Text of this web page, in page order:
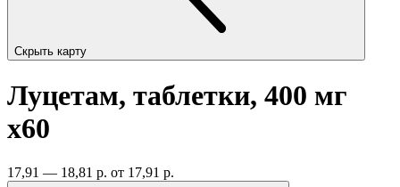
Скрыть карту
Луцетам, таблетки, 400 мг
x60
17,91 — 18,81 р. от 17,91 р.